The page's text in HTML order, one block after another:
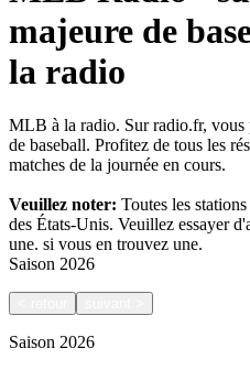
majeure de
la radio
MLB à la radio. Sur radio.fr,
de baseball. Profitez de tous les
matches de la journée en cours.
Veuillez noter: Toutes les
des États-Unis. Veuillez essayer
une. si vous en trouvez une.
Saison 2026
Saison 2026